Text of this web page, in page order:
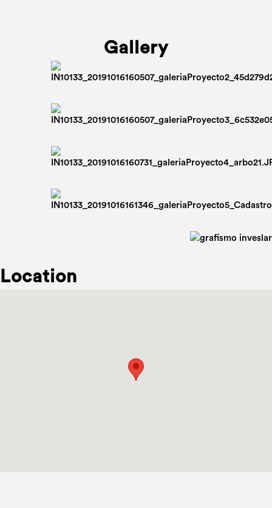
Gallery
Location